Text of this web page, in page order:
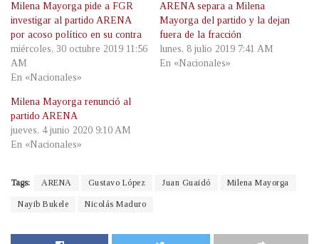
Milena Mayorga pide a FGR
investigar al partido ARENA
por acoso político en su contra
miércoles, 30 octubre 2019 11:56
AM
En «Nacionales»
ARENA separa a Milena
Mayorga del partido y la dejan
fuera de la fracción
lunes, 8 julio 2019 7:41 AM
En «Nacionales»
Milena Mayorga renunció al
partido ARENA
jueves, 4 junio 2020 9:10 AM
En «Nacionales»
Tags: ARENA Gustavo López Juan Guaidó Milena Mayorga
Nayib Bukele Nicolás Maduro